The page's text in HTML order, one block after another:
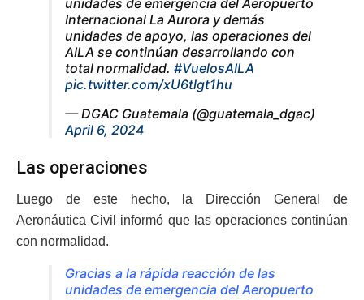
unidades de emergencia del Aeropuerto
Internacional La Aurora y demás
unidades de apoyo, las operaciones del
AILA se continúan desarrollando con
total normalidad. #VuelosAILA
pic.twitter.com/xU6tlgt1hu
— DGAC Guatemala (@guatemala_dgac)
April 6, 2024
Las operaciones
Luego de este hecho, la Dirección General de
Aeronáutica Civil informó que las operaciones continúan
con normalidad.
Gracias a la rápida reacción de las
unidades de emergencia del Aeropuerto